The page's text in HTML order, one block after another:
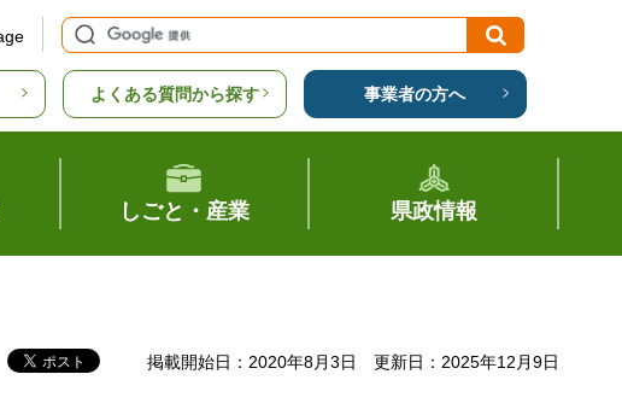
よくある質問から探す 事業者の方へ
しごと・産業 県政情報
掲載開始日：2020年8月3日 更新日：2025年12月9日